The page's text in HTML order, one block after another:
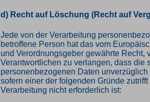
d) Recht auf Löschung (Recht auf
Jede von der Verarbeitung
betroffene Person hat das vom
und Verordnungsgeber gewährte Recht,
Verantwortlichen zu verlangen, dass die
personenbezogenen Daten
sofern einer der folgenden Gründe
Verarbeitung nicht erforderlich ist: